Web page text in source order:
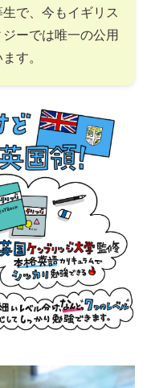
で、今もイギリス
ーでは唯一の公用
す。